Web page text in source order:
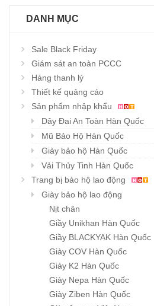
DANH MỤC
Sale Black Friday
Giám sát an toàn PCCC
Hàng thanh lý
Thiết kế quảng cáo
Sản phẩm nhập khẩu
Dây Đai An Toàn Hàn Quốc
Mũ Bảo Hộ Hàn Quốc
Giày bảo hộ Hàn Quốc
Vải Thủy Tinh Hàn Quốc
Trang bị bảo hộ lao động
Giày bảo hộ lao động
Nịt chân
Giầy Unikhan Hàn Quốc
Giầy BLACKYAK Hàn Quốc
Giày COV Hàn Quốc
Giày K2 Hàn Quốc
Giày Nepa Hàn Quốc
Giày Ziben Hàn Quốc